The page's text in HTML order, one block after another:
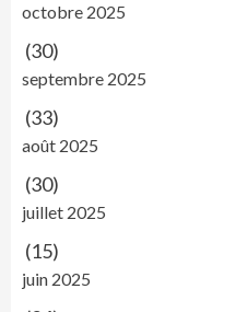
octobre 2025
(30)
septembre 2025
(33)
août 2025
(30)
juillet 2025
(15)
juin 2025